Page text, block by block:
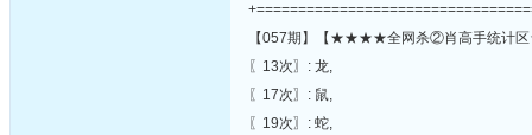
【057期】【★★★★全网杀②肖高手统计
〖13次〗: 龙,
〖17次〗: 鼠,
〖19次〗: 蛇,